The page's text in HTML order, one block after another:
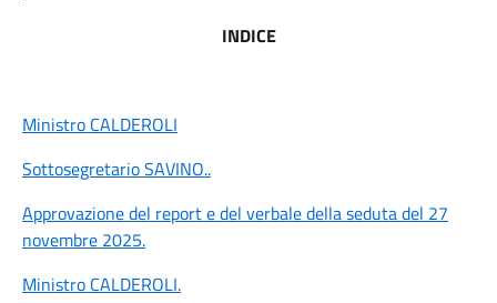
INDICE
Ministro CALDEROLI
Sottosegretario SAVINO..
Approvazione del report e del verbale della seduta del 27
novembre 2025.
Ministro CALDEROLI.